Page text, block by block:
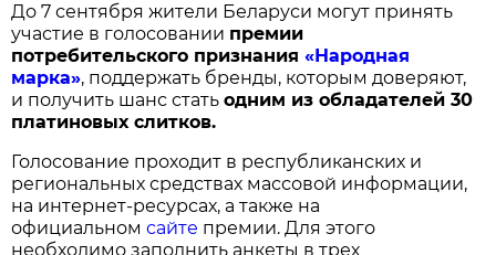
До 7 сентября жители Беларуси могут принять
участие в голосовании премии
потребительского признания«Народная
марка», поддержать бренды, которым доверяют,
и получить шанс статьодним из обладателей 30
платиновых слитков.
Голосование проходит в республиканских и
региональных средствах массовой информации,
на интернет-ресурсах, а также на
официальномсайте премии. Для этого
необходимо заполнить анкеты в трех